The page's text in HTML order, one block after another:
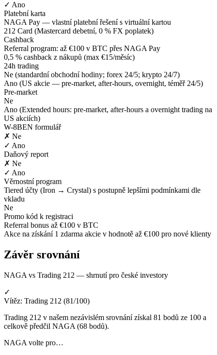
✓ Ano
Platební karta
NAGA Pay — vlastní platební řešení s virtuální kartou
212 Card (Mastercard debetní, 0 % FX poplatek)
Cashback
Referral program: až €100 v BTC přes NAGA Pay
0,5 % cashback z nákupů (max €15/měsíc)
24h trading
Ne (standardní obchodní hodiny; forex 24/5; krypto 24/7)
Ano (US akcie — pre-market, after-hours, overnight, téměř 24/5)
Pre-market
Ne
Ano (Extended hours: pre-market, after-hours a overnight trading na
US akciích)
W-8BEN formulář
✗ Ne
✓ Ano
Daňový report
✗ Ne
✓ Ano
Věrnostní program
Tiered účty (Iron → Crystal) s postupně lepšími podmínkami dle
vkladu
Ne
Promo kód k registraci
Referral bonus až €100 v BTC
Akce na získání 1 zdarma akcie v hodnotě až €100 pro nové klienty
Závěr srovnání
NAGA vs Trading 212 — shrnutí pro české investory
✓
Vítěz: Trading 212 (81/100)
Trading 212 v našem nezávislém srovnání získal 81 bodů ze 100 a
celkově předčil NAGA (68 bodů).
NAGA volte pro…